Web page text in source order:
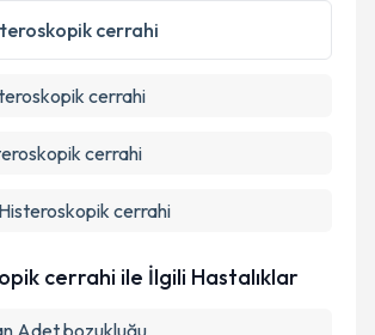
cerrahi
cerrahi
cerrahi
Histeroskopik cerrahi
cerrahi ile İlgili Hastalıklar
Adet bozukluğu